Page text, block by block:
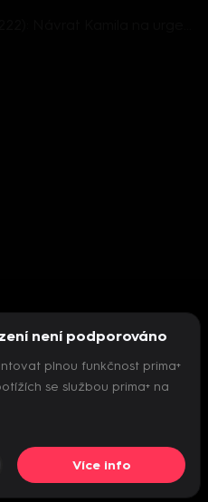
přehrávač
není podporováno
plnou funkčnost prima+
se službou prima+ na
Více info